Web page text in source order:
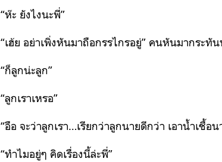
“ห๊ะ ยังไงนะพี่”
“เฮ้ย อย่าเพิ่งหันมาถือกรรไกรอยู่” คนหันมากระ
“ก็ลูกน่ะลูก”
“ลูกเราเหรอ”
“อือ จะว่าลูกเรา…เรียกว่าลูกนายดีกว่า เอาน้ำเชื้
“ทำไมอยู่ๆ คิดเรื่องนี้ล่ะพี่”